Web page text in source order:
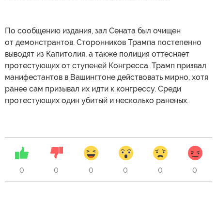
По сообщению издания, зал Сената был очищен
от демонстрантов. Сторонников Трампа постепенно
выводят из Капитолия, а также полиция оттесняет
протестующих от ступеней Конгресса. Трамп призвал
манифестантов в Вашингтоне действовать мирно, хотя
ранее сам призывал их идти к конгрессу. Среди
протестующих один убитый и несколько раненых.
0 0 0 0 0 0